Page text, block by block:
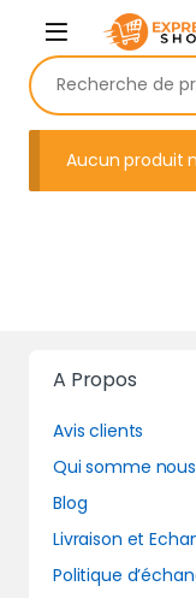
Skip to navigation
Skip to content
Recherche pour :
Aucun produit
A Propos
Avis clients
Qui somme nous
Blog
Livraison et
Politique